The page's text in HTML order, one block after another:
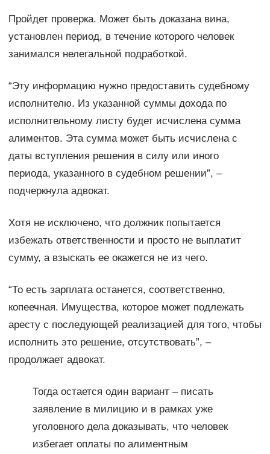
Пройдет проверка. Может быть доказана вина,
установлен период, в течение которого человек
занимался нелегальной подработкой.
“Эту информацию нужно предоставить судебному
исполнителю. Из указанной суммы дохода по
исполнительному листу будет исчислена сумма
алиментов. Эта сумма может быть исчислена с
даты вступления решения в силу или иного
периода, указанного в судебном решении”, –
подчеркнула адвокат.
Хотя не исключено, что должник попытается
избежать ответственности и просто не выплатит
сумму, а взыскать ее окажется не из чего.
“То есть зарплата останется, соответственно,
копеечная. Имущества, которое может подлежать
аресту с последующей реализацией для того, чтобы
исполнить это решение, отсутствовать”, –
продолжает адвокат.
Тогда остается один вариант – писать
заявление в милицию и в рамках уже
уголовного дела доказывать, что человек
избегает оплаты по алиментным